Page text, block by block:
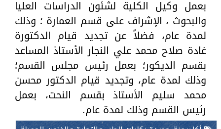
بعمل وكيل الكلية لشئون الدراسات العليا
والبحوث ، الإشراف على قسم العمارة ؛ وذلك
لمدة عام، فضلاً عن تجديد قيام الدكتورة
غادة صلاح محمد علي النجار الأستاذ المساعد
بقسم الديكور؛ بعمل رئيس مجلس القسم؛
وذلك لمدة عام، وتجديد قيام الدكتور محسن
محمد سليم الأستاذ بقسم النحت، بعمل
رئيس القسم وذلك لمدة عام.